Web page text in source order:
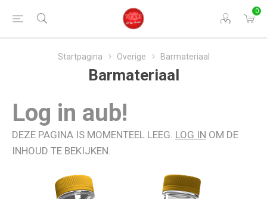
0
Startpagina Overige Barmateriaal
Barmateriaal
Log in aub!
DEZE PAGINA IS MOMENTEEL LEEG. LOG IN OM DE
INHOUD TE BEKIJKEN.